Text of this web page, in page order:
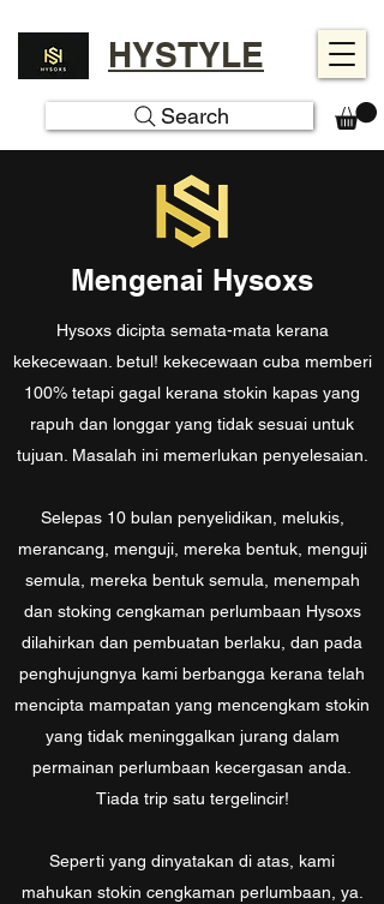
HYSTYLE
Search
Mengenai Hysoxs
Hysoxs dicipta semata-mata kerana
kekecewaan. betul! kekecewaan cuba memberi
100% tetapi gagal kerana stokin kapas yang
rapuh dan longgar yang tidak sesuai untuk
tujuan. Masalah ini memerlukan penyelesaian.
Selepas 10 bulan penyelidikan, melukis,
merancang, menguji, mereka bentuk, menguji
semula, mereka bentuk semula, menempah
dan stoking cengkaman perlumbaan Hysoxs
dilahirkan dan pembuatan berlaku, dan pada
penghujungnya kami berbangga kerana telah
mencipta mampatan yang mencengkam stokin
yang tidak meninggalkan jurang dalam
permainan perlumbaan kecergasan anda.
Tiada trip satu tergelincir!
Seperti yang dinyatakan di atas, kami
mahukan stokin cengkaman perlumbaan, ya.